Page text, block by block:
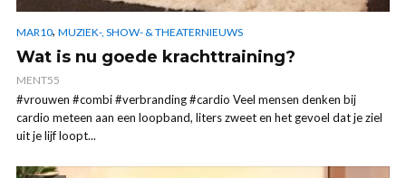
MAR10, MUZIEK-, SHOW- & THEATERNIEUWS
Wat is nu goede krachttraining?
MENT55
#vrouwen #combi #verbranding #cardio Veel mensen denken bij
cardio meteen aan een loopband, liters zweet en het gevoel dat je ziel
uit je lijf loopt...